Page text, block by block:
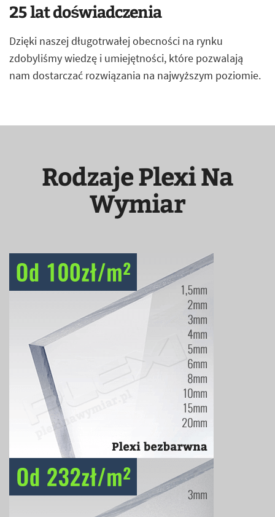
25 lat doświadczenia
Dzięki naszej długotrwałej obecności na rynku
zdobyliśmy wiedzę i umiejętności, które pozwalają
nam dostarczać rozwiązania na najwyższym poziomie.
Rodzaje Plexi Na
Wymiar